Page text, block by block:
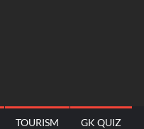
TOURISM GK QUIZ